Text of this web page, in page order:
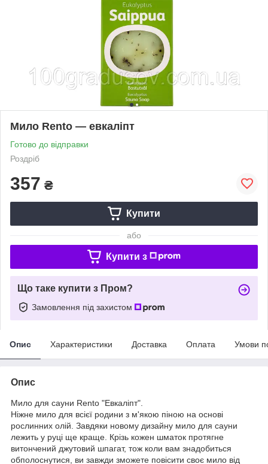
Мило Rento — евкаліпт
Готово до відправки
Роздріб
357 ₴
Купити
або
Купити з
Що таке купити з Пром?
Замовлення під захистом
Опис Характеристики Доставка Оплата Умови
Опис
Мило для сауни Rento "Евкаліпт".
Ніжне мило для всієї родини з м'якою піною на основі
рослинних олій. Завдяки новому дизайну мило для сауни
лежить у руці ще краще. Крізь кожен шматок протягне
витончений джутовий шпагат, тож коли вам знадобиться
обполоснутися, ви завжди зможете повісити своє мило від